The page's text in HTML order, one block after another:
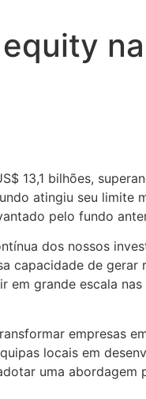
13,1 bilhões,
atingiu seu limite
pelo fundo
dos nossos
capacidade de
grande escala
empresas
locais em
uma